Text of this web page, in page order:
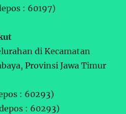
: 60197)
di Kecamatan
Provinsi Jawa Timur
: 60293)
: 60293)